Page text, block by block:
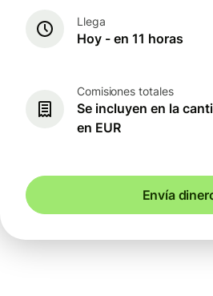
Llega
Hoy - en 11 horas
Comisiones totales
Se incluyen en la
en EUR
Envía